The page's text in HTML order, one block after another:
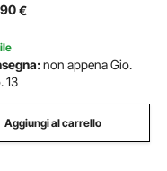
90€
non appena Gio.
13
Aggiungi al carrello